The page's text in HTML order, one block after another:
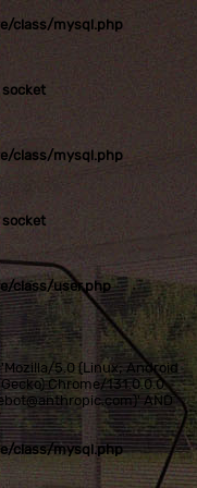
class/mysql.php
socket
class/mysql.php
socket
class/user.php
5.0 (Linux; Android
Chrome/131.0.0.0
AND
class/mysql.php